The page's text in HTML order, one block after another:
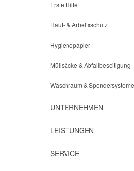
Erste Hilfe
Haut- & Arbeitsschutz
Hygienepapier
Müllsäcke & Abfallbeseitigung
Waschraum & Spendersysteme
UNTERNEHMEN
LEISTUNGEN
SERVICE